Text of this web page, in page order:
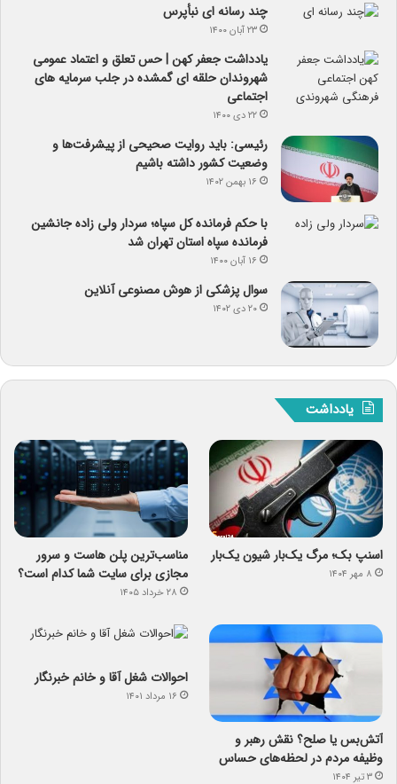
چند رسانه ای نبأپرس
۲۳ آبان ۱۴۰۰
یادداشت جعفر کهن | حس تعلق و اعتماد عمومی
شهروندان حلقه ای گمشده در جلب سرمایه های
اجتماعی
۲۲ دی ۱۴۰۰
رئیسی: باید روایت صحیحی از پیشرفت‌ها و
وضعیت کشور داشته باشیم
۱۶ بهمن ۱۴۰۲
با حکم فرمانده کل سپاه؛ سردار ولی زاده جانشین
فرمانده سپاه استان تهران شد
۱۶ آبان ۱۴۰۰
سوال پزشکی از هوش مصنوعی آنلاین
۲۰ دی ۱۴۰۲
یادداشت
اسنپ ‌بک؛ مرگ یک‌بار شیون یک‌بار
۸ مهر ۱۴۰۴
مناسب‌ترین پلن هاست و سرور
مجازی برای سایت شما کدام است؟
۲۸ خرداد ۱۴۰۵
آتش‌بس یا صلح؟ نقش رهبر و
وظیفه مردم در لحظه‌های حساس
۳ تیر ۱۴۰۴
احوالات شغل آقا و خانم خبرنگار
۱۶ مرداد ۱۴۰۱